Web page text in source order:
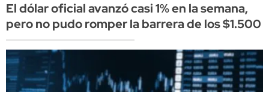
El dólar oficial avanzó casi 1% en la semana,
pero no pudo romper la barrera de los $1.500